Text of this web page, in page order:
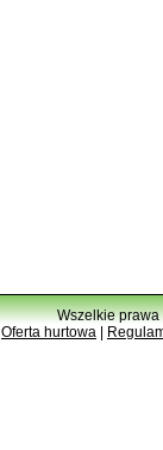
Wszelkie
Oferta hurtowa